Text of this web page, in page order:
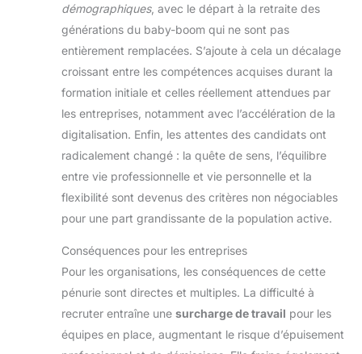
démographiques, avec le départ à la retraite des
générations du baby-boom qui ne sont pas
entièrement remplacées. S’ajoute à cela un décalage
croissant entre les compétences acquises durant la
formation initiale et celles réellement attendues par
les entreprises, notamment avec l’accélération de la
digitalisation. Enfin, les attentes des candidats ont
radicalement changé : la quête de sens, l’équilibre
entre vie professionnelle et vie personnelle et la
flexibilité sont devenus des critères non négociables
pour une part grandissante de la population active.
Conséquences pour les entreprises
Pour les organisations, les conséquences de cette
pénurie sont directes et multiples. La difficulté à
recruter entraîne une surcharge de travail pour les
équipes en place, augmentant le risque d’épuisement